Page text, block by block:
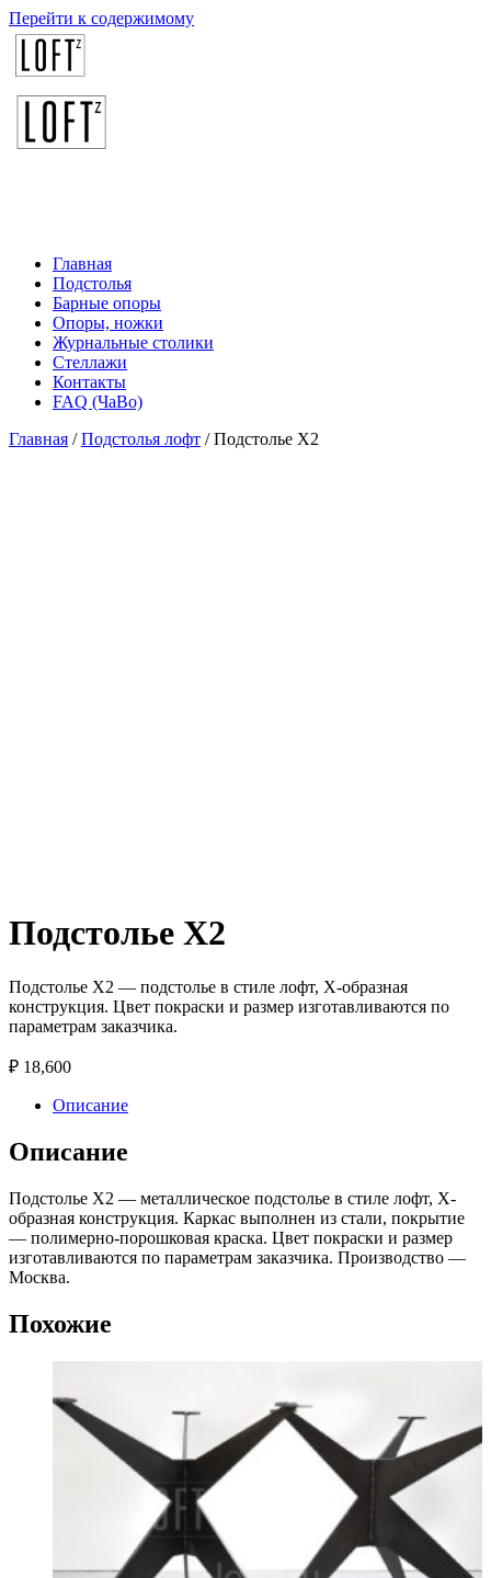
Перейти к содержимому
Главная
Подстолья
Барные опоры
Опоры, ножки
Журнальные столики
Стеллажи
Контакты
FAQ (ЧаВо)
Главная /Подстолья лофт / Подстолье X2
Подстолье X2
Подстолье X2 — подстолье в стиле лофт, X-образная
конструкция. Цвет покраски и размер изготавливаются по
параметрам заказчика.
₽ 18,600
Описание
Описание
Подстолье X2 — металлическое подстолье в стиле лофт, X-
образная конструкция. Каркас выполнен из стали, покрытие
— полимерно-порошковая краска. Цвет покраски и размер
изготавливаются по параметрам заказчика. Производство —
Москва.
Похожие